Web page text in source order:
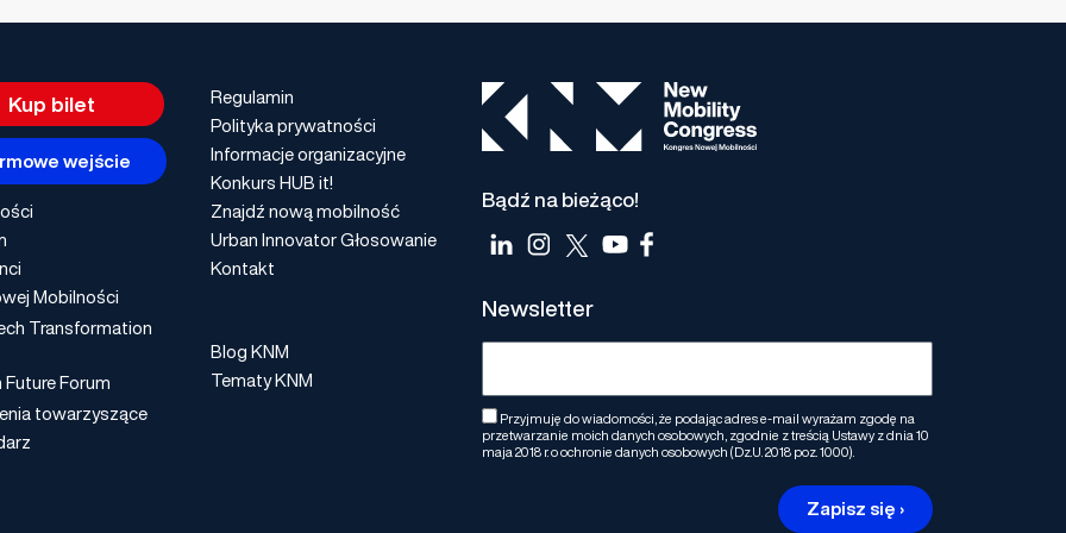
Kup bilet
wejście
Mobilności
Transformation
Forum
towarzyszące
Regulamin
Polityka prywatności
Informacje organizacyjne
Konkurs HUB it!
Znajdź nową mobilność
Urban Innovator Głosowanie
Kontakt
Blog KNM
Tematy KNM
Bądź na bieżąco!
Newsletter
Przyjmuję do wiadomości, że podając adres e-mail wyrażam zgodę na
przetwarzanie moich danych osobowych, zgodnie z treścią Ustawy z dnia 10
maja 2018 r. o ochronie danych osobowych (Dz.U. 2018 poz. 1000).
Zapisz się ›